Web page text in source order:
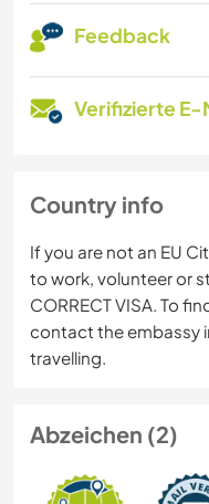
Feedback
Verifizierte E-
Country info
If you are not an EU
to work, volunteer or
CORRECT VISA. To
contact the embassy
travelling.
Abzeichen (2)